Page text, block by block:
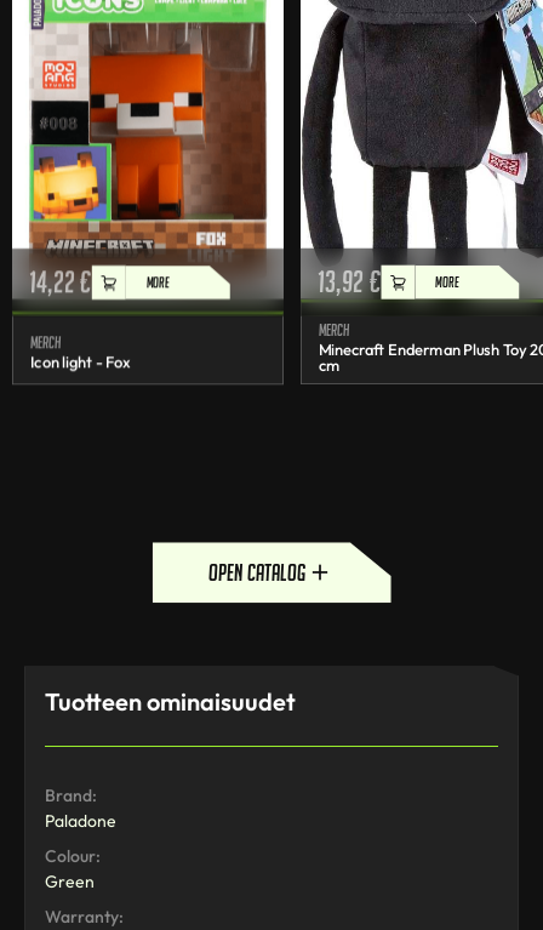
14,22€ MORE
Merch
Icon light - Fox
13,92€ MORE
Merch
Minecraft Enderman Plush Toy
cm
open catalog
Tuotteen ominaisuudet
Brand:
Paladone
Colour:
Green
Warranty: